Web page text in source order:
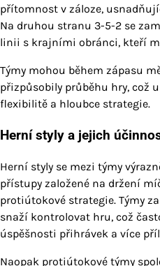
přítomnost v záloze,
Na druhou stranu 3-5-2 se
linii s krajními obránci, kteří
Týmy mohou během zápasu
přizpůsobily průběhu hry, což
flexibilitě a hloubce strategie.
Herní styly a jejich
Herní styly se mezi týmy
přístupy založené na držení
protiútokové strategie. Týmy
snaží kontrolovat hru, což
úspěšnosti přihrávek a více
Naopak protiútokové týmy